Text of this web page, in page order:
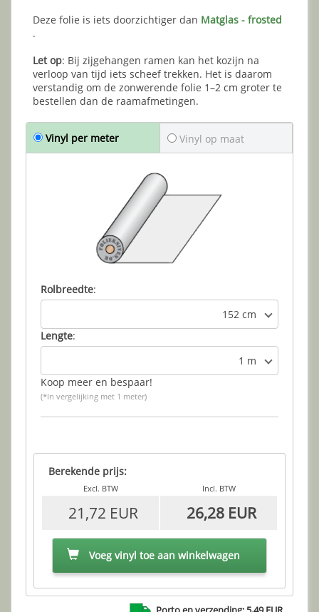
Deze folie is iets doorzichtiger dan Matglas - frosted
.
Let op: Bij zijgehangen ramen kan het kozijn na
verloop van tijd iets scheef trekken. Het is daarom
verstandig om de zonwerende folie 1–2 cm groter te
bestellen dan de raamafmetingen.
Vinyl per meter Vinyl op maat
Rolbreedte:
152 cm
Lengte:
1 m
Koop meer en bespaar!
(*In vergelijking met 1 meter)
Berekende prijs:
Excl. BTW Incl. BTW
21,72 EUR 26,28 EUR
Voeg vinyl toe aan winkelwagen